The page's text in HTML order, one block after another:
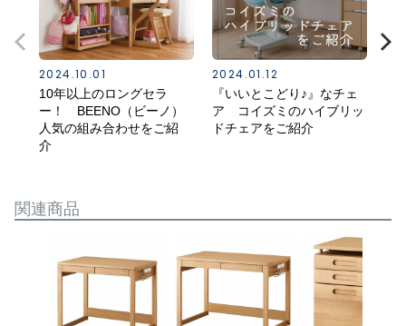
2024.10.01
10年以上のロングセラ
ー！ BEENO（ビーノ）
人気の組み合わせをご紹
介
2024.01.12
『いいとこどり♪』なチェ
ア コイズミのハイブリッ
ドチェアをご紹介
関連商品